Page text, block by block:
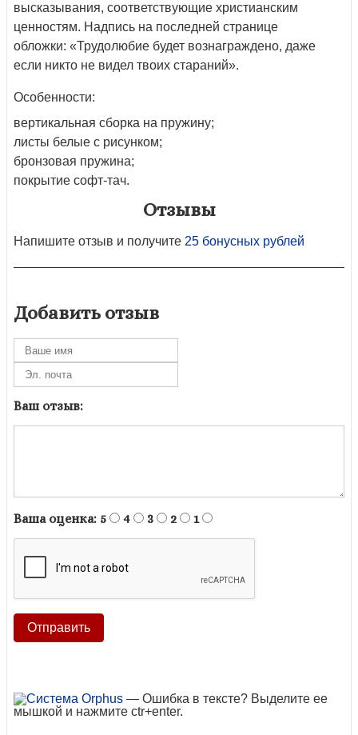
высказывания, соответствующие христианским
ценностям. Надпись на последней странице
обложки: «Трудолюбие будет вознаграждено, даже
если никто не видел твоих стараний».
Особенности:
вертикальная сборка на пружину;
листы белые с рисунком;
бронзовая пружина;
покрытие софт-тач.
Отзывы
Напишите отзыв и получите 25 бонусных рублей
Добавить отзыв
Ваш отзыв:
Ваша оценка: 5 4 3 2 1
— Ошибка в тексте? Выделите ее
мышкой и нажмите ctr+enter.